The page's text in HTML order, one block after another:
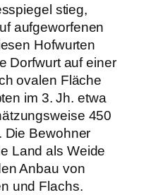
stieg,
aufgeworfenen
Hofwurten
Dorfwurt auf einer
ovalen Fläche
im 3. Jh. etwa
450
Die Bewohner
Land als Weide
Anbau von
und Flachs.